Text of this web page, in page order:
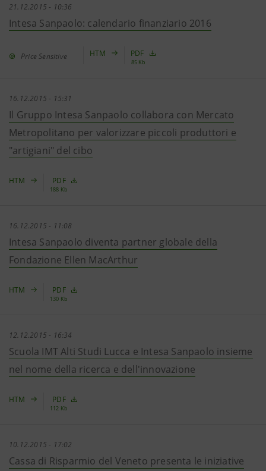
21.12.2015 - 10:36
Intesa Sanpaolo: calendario finanziario 2016
Price Sensitive HTM PDF
85 Kb
16.12.2015 - 15:31
Il Gruppo Intesa Sanpaolo collabora con Mercato
Metropolitano per valorizzare piccoli produttori e
"artigiani" del cibo
HTM PDF
188 Kb
16.12.2015 - 11:08
Intesa Sanpaolo diventa partner globale della
Fondazione Ellen MacArthur
HTM PDF
130 Kb
12.12.2015 - 16:34
Scuola IMT Alti Studi Lucca e Intesa Sanpaolo insieme
nel nome della ricerca e dell'innovazione
HTM PDF
112 Kb
10.12.2015 - 17:02
Cassa di Risparmio del Veneto presenta le iniziative